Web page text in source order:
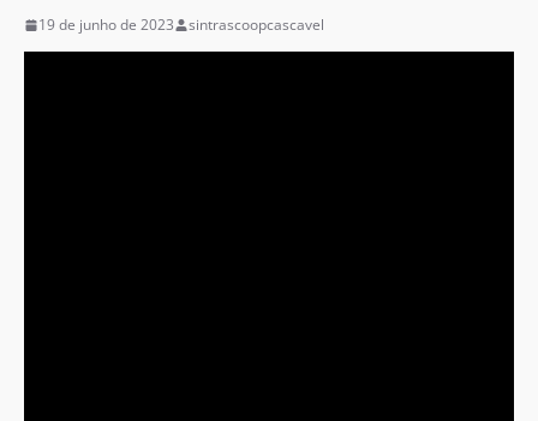
19 de junho de 2023 sintrascoopcascavel